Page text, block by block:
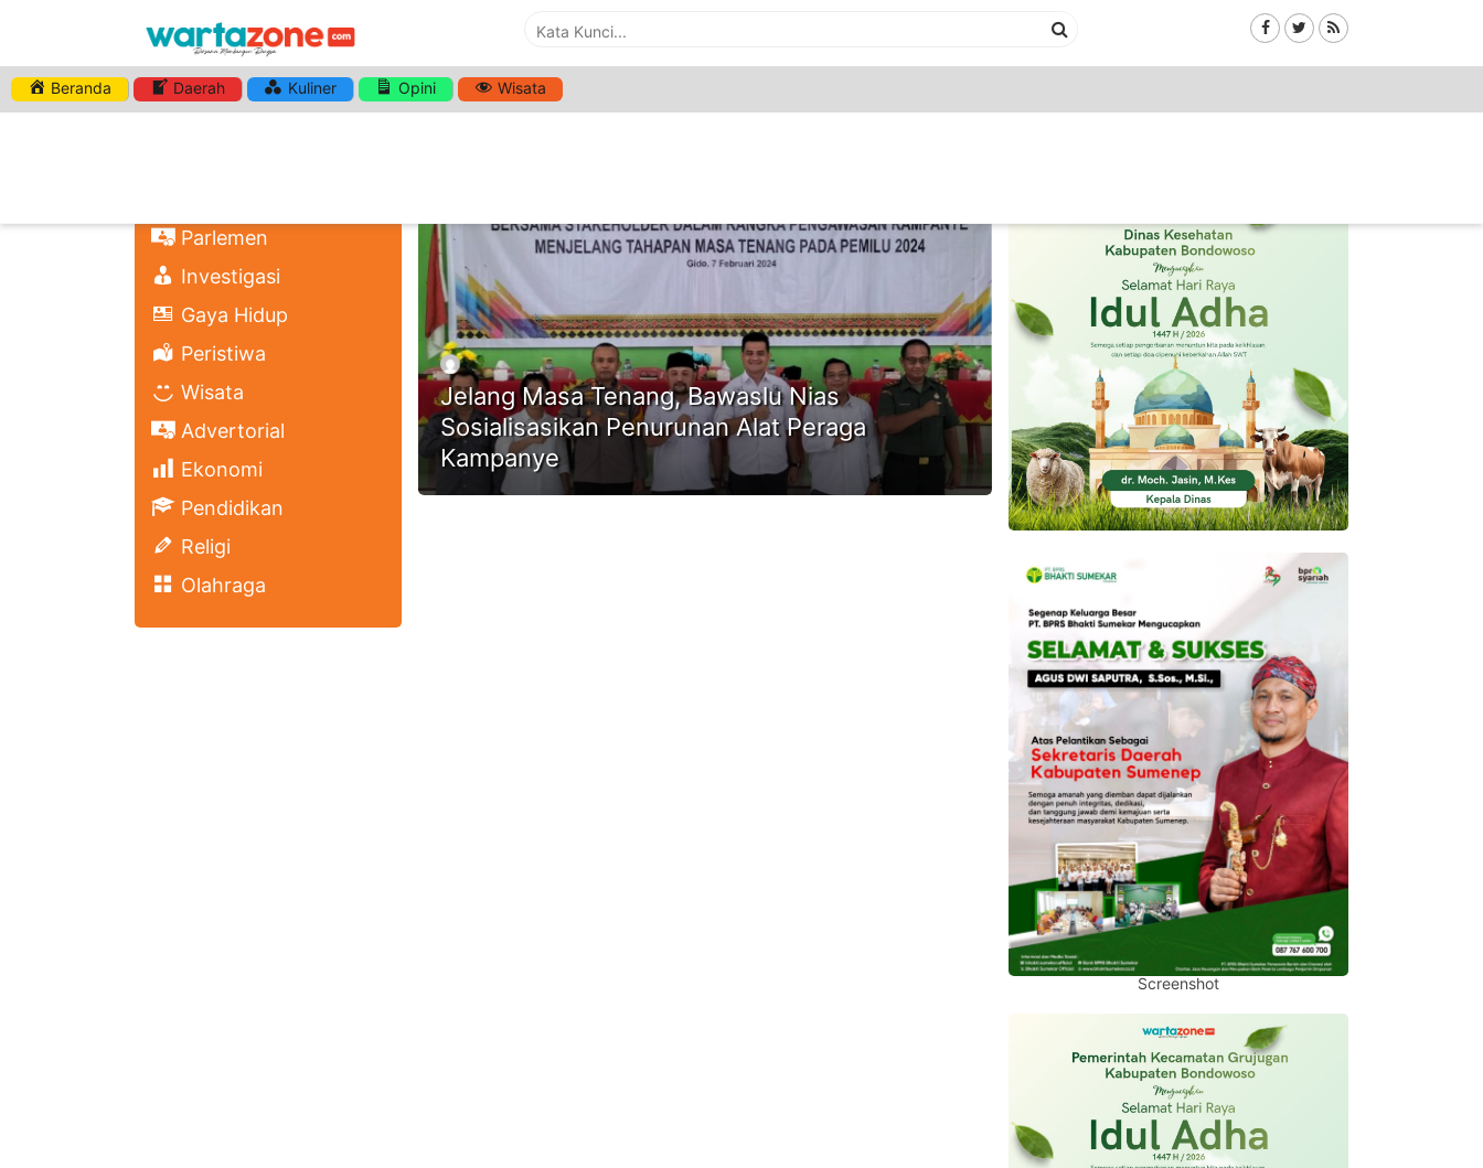
Beranda Daerah Kuliner Opini Wisata
Parlemen
Investigasi
Gaya Hidup
Peristiwa
Wisata
Advertorial
Ekonomi
Pendidikan
Religi
Olahraga
HASHTAG:MASA TENANG PEMILU
Jelang Masa Tenang, Bawaslu Nias
Sosialisasikan Penurunan Alat Peraga
Kampanye
Screenshot